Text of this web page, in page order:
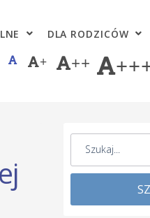
DLA RODZICÓW
+ ++